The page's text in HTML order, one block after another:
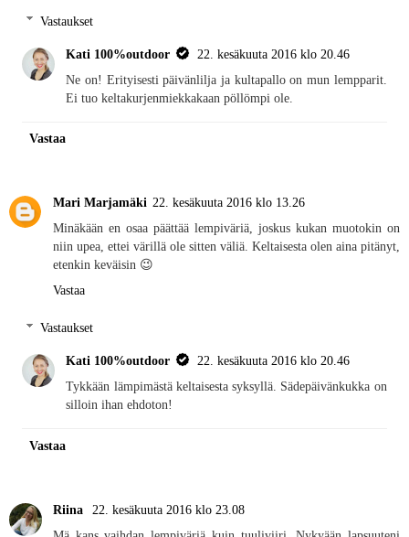
Vastaukset
Kati 100%outdoor
22. kesäkuuta 2016 klo 20.46
Ne on! Erityisesti päivänlilja ja kultapallo on mun lempparit.
Ei tuo keltakurjenmiekkakaan pöllömpi ole.
Vastaa
Mari Marjamäki 22. kesäkuuta 2016 klo 13.26
Minäkään en osaa päättää lempiväriä, joskus kukan muotokin on
niin upea, ettei värillä ole sitten väliä. Keltaisesta olen aina pitänyt,
etenkin keväisin 😉
Vastaa
Vastaukset
Kati 100%outdoor
22. kesäkuuta 2016 klo 20.46
Tykkään lämpimästä keltaisesta syksyllä. Sädepäivänkukka on
silloin ihan ehdoton!
Vastaa
Riina
22. kesäkuuta 2016 klo 23.08